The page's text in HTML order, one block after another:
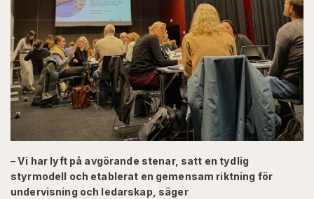
–Vi har lyft på avgörande stenar, satt en tydlig
styrmodell och etablerat en gemensam riktning för
undervisning och ledarskap, säger